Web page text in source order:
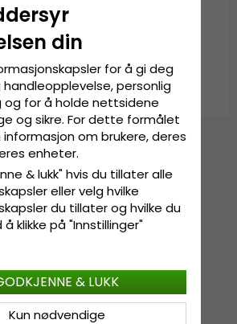
din
for å gi deg
handleopplevelse, personlig
og for å holde nettsidene
og sikre. For dette formålet
informasjon om brukere, deres
enheter.
& lukk" hvis du tillater alle
eller velg hvilke
du tillater og hvilke du
å klikke på "Innstillinger"
Kun nødvendige
& LUKK